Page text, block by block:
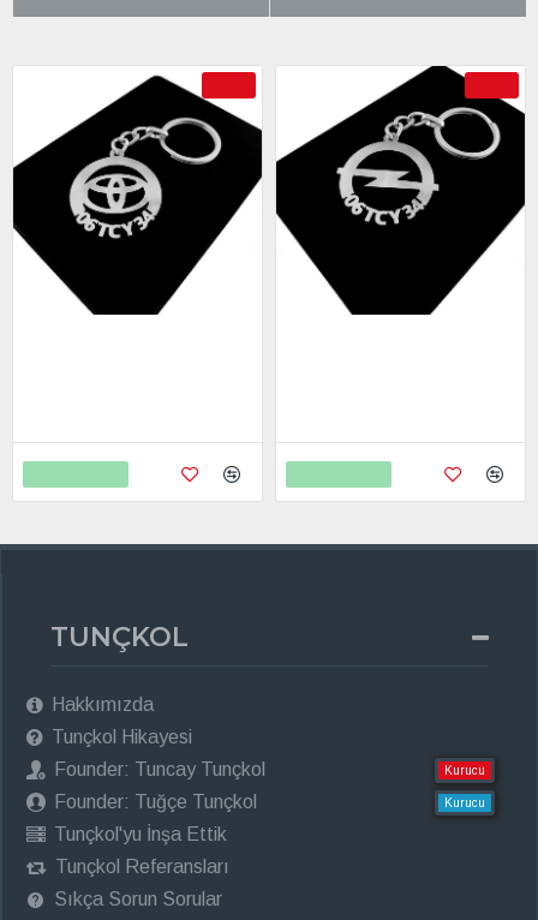
TUNÇKOL
Hakkımızda
Tunçkol Hikayesi
Founder: Tuncay Tunçkol
Kurucu
Founder: Tuğçe Tunçkol Kurucu
Tunçkol'yu İnşa Ettik
Tunçkol Referansları
Sıkça Sorun Sorular